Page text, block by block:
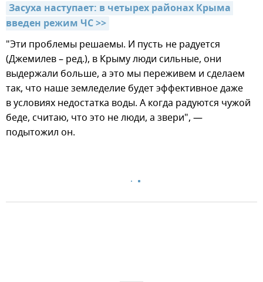
Засуха наступает: в четырех районах Крыма
введен режим ЧС >>
"Эти проблемы решаемы. И пусть не радуется
(Джемилев – ред.), в Крыму люди сильные, они
выдержали больше, а это мы переживем и сделаем
так, что наше земледелие будет эффективное даже
в условиях недостатка воды. А когда радуются чужой
беде, считаю, что это не люди, а звери", —
подытожил он.